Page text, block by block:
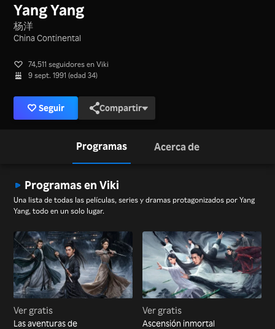
Yang Yang
杨洋
China Continental
74,511 seguidores en Viki
9 sept. 1991 (edad 34)
Seguir Compartir
Programas Acerca de
Programas en Viki
Una lista de todas las películas, series y dramas protagonizados por Yang
Yang, todo en un solo lugar.
Ver gratis
Las aventuras de
Ver gratis
Ascensión inmortal